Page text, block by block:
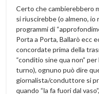
Certo che cambierebbero
si riuscirebbe (o almeno, io
programmi di
Porta a Porta, Ballarò ecc
concordate prima della
“conditio sine qua non”
turno), ognuno può dire
giornalista/conduttore si
quando “la fa fuori dal